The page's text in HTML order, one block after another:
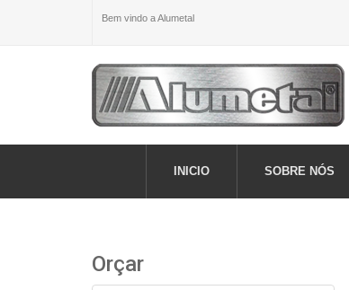
Bem vindo a Alumetal
INICIO SOBRE NÓS
Orçar